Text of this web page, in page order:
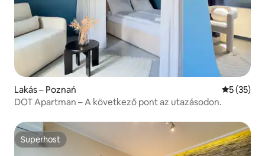
Lakás – Poznań Átlagos
5 (35)
DOT Apartman – A következő pont az utazásodon.
Superhost
Superhost